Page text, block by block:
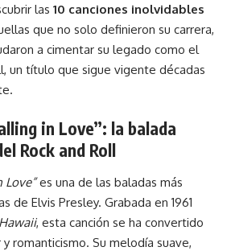
las 10 canciones inolvidables
que no solo definieron su carrera,
a cimentar su legado como el
un título que sigue vigente décadas
in Love”: la balada
Rock and Roll
Love”es una de las baladas más
de Elvis Presley. Grabada en 1961
, esta canción se ha convertido
romanticismo. Su melodía suave,